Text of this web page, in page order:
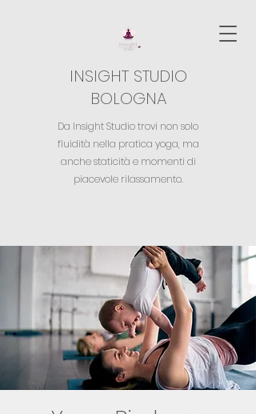
INSIGHT STUDIO
BOLOGNA
Da Insight Studio trovi non solo
fluidità nella pratica yoga, ma
anche staticità e momenti di
piacevole rilassamento.